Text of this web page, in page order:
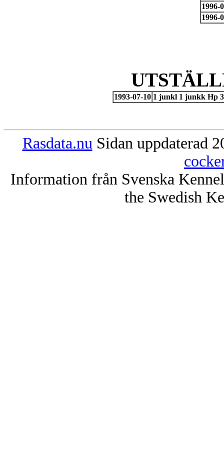
1996-
1996-
1993-07-10 1 junkl 1 junkk Hp
Rasdata.nu Sidan uppdaterad
Information från Svenska
the Swedish